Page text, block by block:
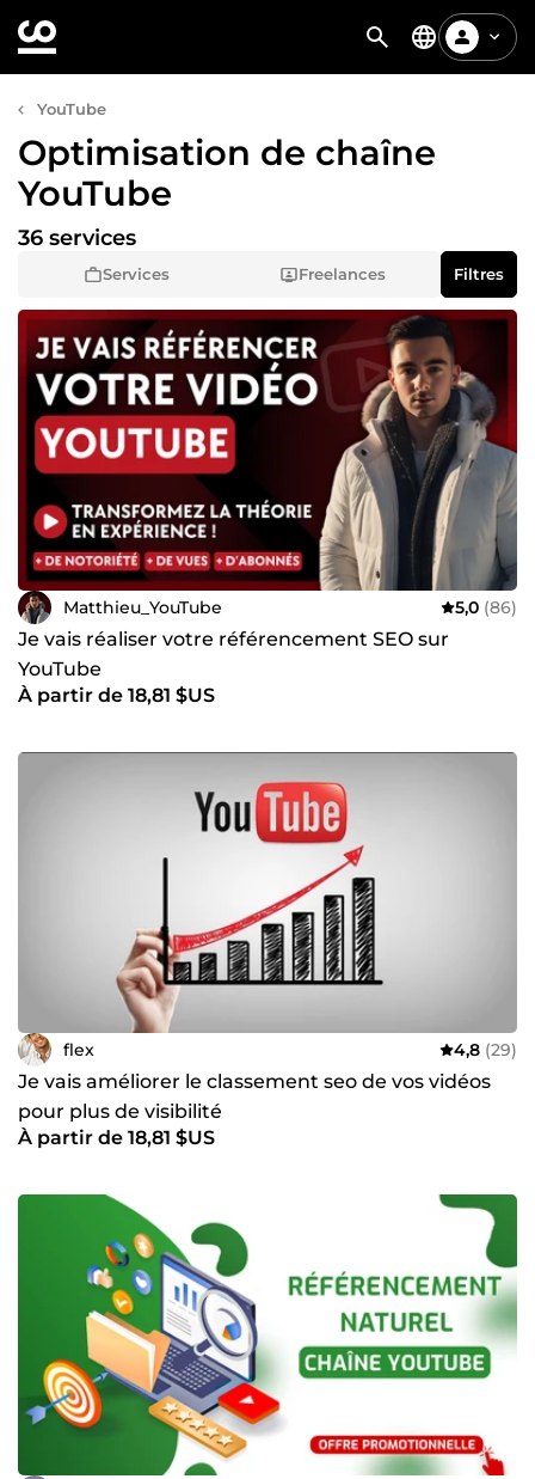
YouTube
Optimisation de chaîne
YouTube
Services Freelances
36 services
Filtres
Matthieu_YouTube 5,0 (86)
Je vais réaliser votre référencement SEO sur
YouTube
À partir de 18,81 $US
flex 4,8 (29)
Je vais améliorer le classement seo de vos vidéos
pour plus de visibilité
À partir de 18,81 $US